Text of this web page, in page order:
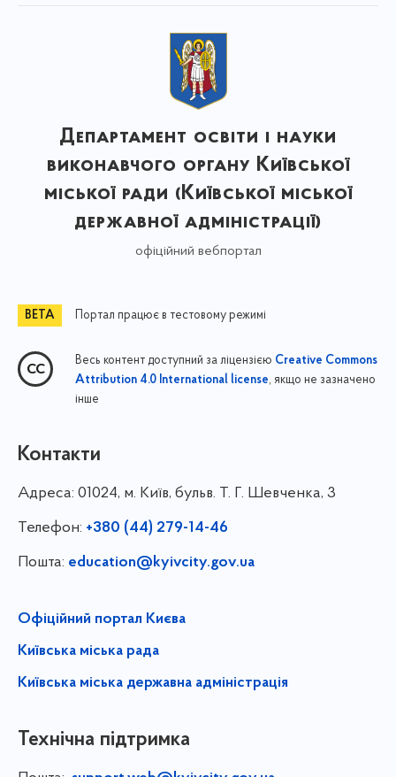
Департамент освіти і науки
виконавчого органу Київської
міської ради (Київської міської
державної адміністрації)
офіційний вебпортал
Портал працює в тестовому режимі
Весь контент доступний за ліцензією Creative Commons
Attribution 4.0 International license, якщо не зазначено
інше
Контакти
Адреса: 01024, м. Київ, бульв. Т. Г. Шевченка, 3
Телефон: +380 (44) 279-14-46
Пошта: education@kyivcity.gov.ua
Офіційний портал Києва
Київська міська рада
Київська міська державна адміністрація
Технічна підтримка